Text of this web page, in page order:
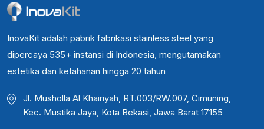
InovaKit adalah pabrik fabrikasi stainless steel yang
dipercaya 535+ instansi di Indonesia, mengutamakan
estetika dan ketahanan hingga 20 tahun
Jl. Musholla Al Khairiyah, RT.003/RW.007, Cimuning,
Kec. Mustika Jaya, Kota Bekasi, Jawa Barat 17155